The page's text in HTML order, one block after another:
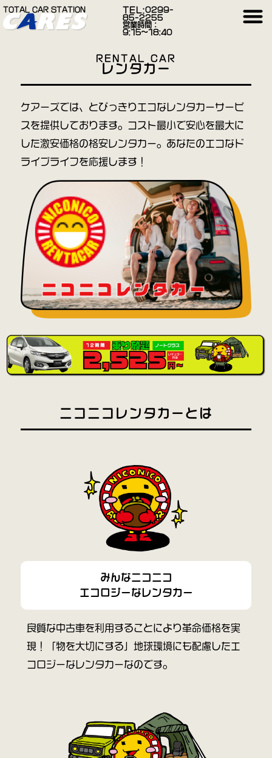
TOTAL CAR STATION TEL:0299-
85-2255
営業時間：
9:15〜18:40
RENTAL CAR
レンタカー
ケアーズでは、とびっきりエコなレンタカーサービ
スを提供しております。コスト最小で安心を最大に
した激安価格の格安レンタカー。あなたのエコなド
ライブライフを応援します！
ニコニコレンタカーとは
みんなニコニコ
エコロジーなレンタカー
良質な中古車を利用することにより革命価格を実
現！「物を大切にする」地球環境にも配慮したエ
コロジーなレンタカーなのです。